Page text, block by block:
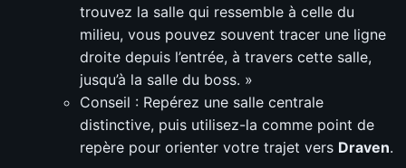
trouvez la salle qui ressemble à celle du
milieu, vous pouvez souvent tracer une ligne
droite depuis l’entrée, à travers cette salle,
jusqu’à la salle du boss. »
Conseil : Repérez une salle centrale
distinctive, puis utilisez-la comme point de
repère pour orienter votre trajet vers Draven.